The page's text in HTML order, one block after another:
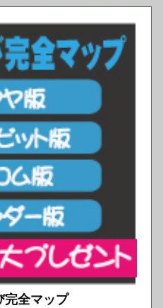
完全マップ